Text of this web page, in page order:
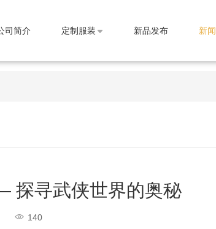
司简介 定制服装 新品发布 新
探寻武侠世界的奥秘
140